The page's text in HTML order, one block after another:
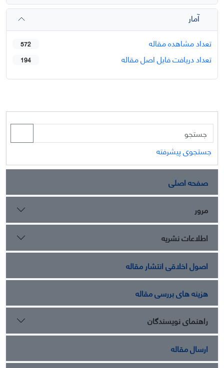
آمار
تعداد مشاهده مقاله
572
تعداد دریافت فایل اصل مقاله 194
جستجوی پیشرفته
صفحه اصلی
مرور
اطلاعات نشریه
اصول اخلاقی انتشار مقاله
هزینه های بررسی مقاله
راهنمای نویسندگان
ارسال مقاله